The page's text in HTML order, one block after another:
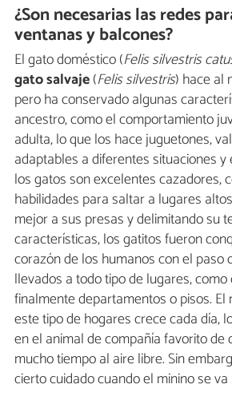
¿Son necesarias las redes
ventanas y balcones?
El gato doméstico (Felis silvestris
gato salvaje(Felis silvestris) hace al
pero ha conservado algunas
ancestro, como el comportamiento
adulta, lo que los hace juguetones,
adaptables a diferentes situaciones
los gatos son excelentes cazadores,
habilidades para saltar a lugares
mejor a sus presas y delimitando su
características, los gatitos fueron
corazón de los humanos con el paso
llevados a todo tipo de lugares, como
finalmente departamentos o pisos.
este tipo de hogares crece cada día,
en el animal de compañía favorito de
mucho tiempo al aire libre. Sin
cierto cuidado cuando el minino se